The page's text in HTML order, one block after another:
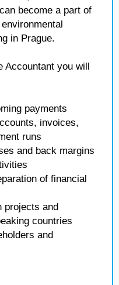
become a part of
in Prague.
Accountant you will
payments
invoices,
runs
and back margins
of financial
projects and
countries
and